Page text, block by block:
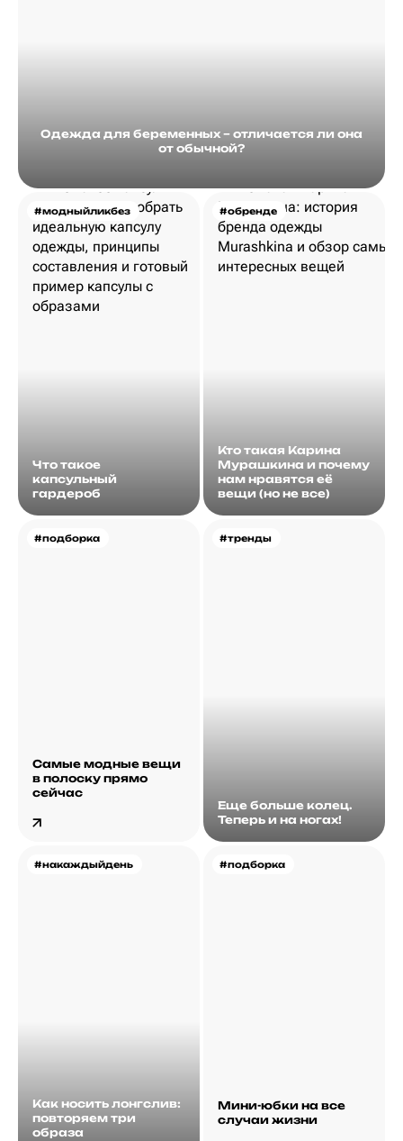
Одежда для беременных – отличается ли она
от обычной?
#модныйликбез
Что такое
капсульный
гардероб
#обренде
Кто такая Карина
Мурашкина и почему
нам нравятся её
вещи (но не все)
#подборка
Самые модные вещи
в полоску прямо
сейчас
#тренды
Еще больше колец.
Теперь и на ногах!
#накаждыйдень
Как носить лонгслив:
повторяем три
образа
#подборка
Мини-юбки на все
случаи жизни